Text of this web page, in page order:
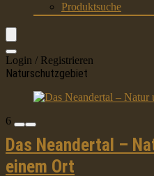
Produktsuche
Login / Registrieren
Naturschutzgebiet
6
Das Neandertal –
einem Ort